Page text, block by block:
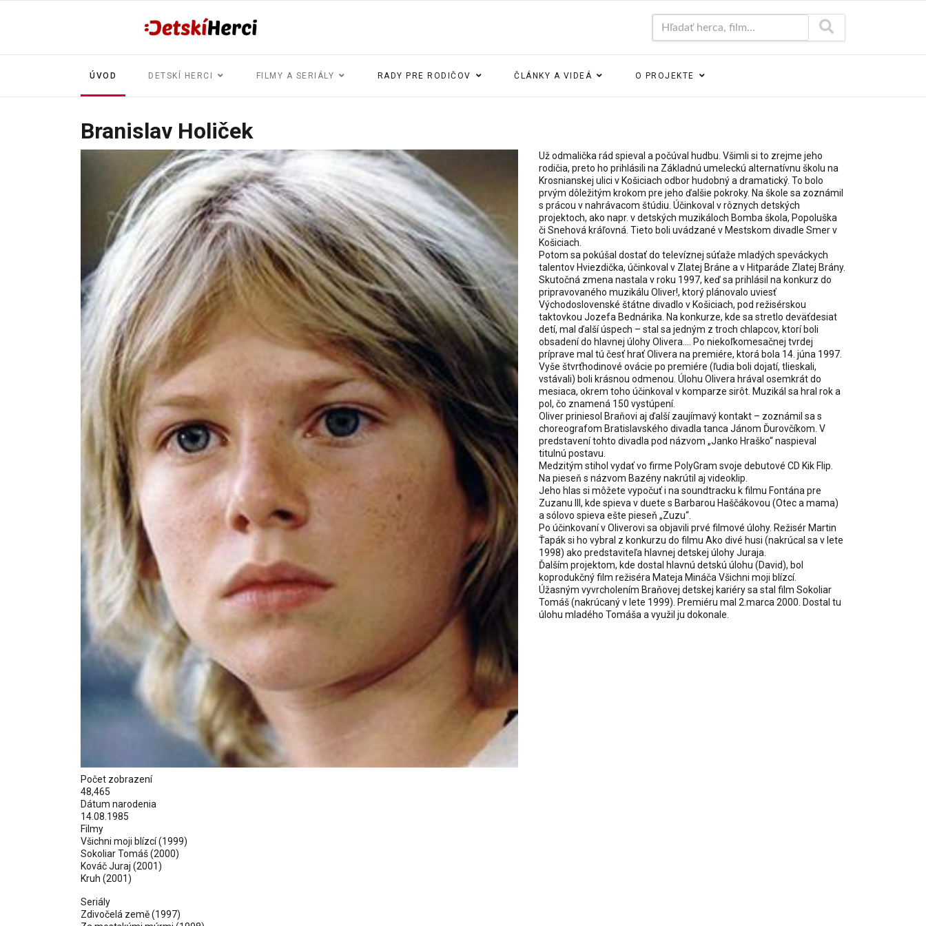
ÚVOD DETSKÍ HERCI FILMY A SERIÁLY RADY PRE RODIČOV ČLÁNKY A VIDEÁ O PROJEKTE
Branislav Holiček
Už odmalička rád spieval a počúval hudbu. Všimli si to zrejme jeho
rodičia, preto ho prihlásili na Základnú umeleckú alternatívnu školu na
Krosnianskej ulici v Košiciach odbor hudobný a dramatický. To bolo
prvým dôležitým krokom pre jeho ďalšie pokroky. Na škole sa zoznámil
s prácou v nahrávacom štúdiu. Účinkoval v rôznych detských
projektoch, ako napr. v detských muzikáloch Bomba škola, Popoluška
či Snehová kráľovná. Tieto boli uvádzané v Mestskom divadle Smer v
Košiciach.
Potom sa pokúšal dostať do televíznej súťaže mladých speváckych
talentov Hviezdička, účinkoval v Zlatej Bráne a v Hitparáde Zlatej Brány.
Skutočná zmena nastala v roku 1997, keď sa prihlásil na konkurz do
pripravovaného muzikálu Oliver!, ktorý plánovalo uviesť
Východoslovenské štátne divadlo v Košiciach, pod režisérskou
taktovkou Jozefa Bednárika. Na konkurze, kde sa stretlo deväťdesiat
detí, mal ďalší úspech – stal sa jedným z troch chlapcov, ktorí boli
obsadení do hlavnej úlohy Olivera.... Po niekoľkomesačnej tvrdej
príprave mal tú česť hrať Olivera na premiére, ktorá bola 14. júna 1997.
Vyše štvrťhodinové ovácie po premiére (ľudia boli dojatí, tlieskali,
vstávali) boli krásnou odmenou. Úlohu Olivera hrával osemkrát do
mesiaca, okrem toho účinkoval v komparze sirôt. Muzikál sa hral rok a
pol, čo znamená 150 vystúpení.
Oliver priniesol Braňovi aj ďalší zaujímavý kontakt – zoznámil sa s
choreografom Bratislavského divadla tanca Jánom Ďurovčíkom. V
predstavení tohto divadla pod názvom „Janko Hraško“ naspieval
titulnú postavu.
Medzitým stihol vydať vo firme PolyGram svoje debutové CD Kik Flip.
Na pieseň s názvom Bazény nakrútil aj videoklip.
Jeho hlas si môžete vypočuť i na soundtracku k filmu Fontána pre
Zuzanu III, kde spieva v duete s Barbarou Haščákovou (Otec a mama)
a sólovo spieva ešte pieseň „Zuzu“.
Po účinkovaní v Oliverovi sa objavili prvé filmové úlohy. Režisér Martin
Ťapák si ho vybral z konkurzu do filmu Ako divé husi (nakrúcal sa v lete
1998) ako predstaviteľa hlavnej detskej úlohy Juraja.
Ďalším projektom, kde dostal hlavnú detskú úlohu (David), bol
koprodukčný film režiséra Mateja Mináča Všichni moji blízcí.
Úžasným vyvrcholením Braňovej detskej kariéry sa stal film Sokoliar
Tomáš (nakrúcaný v lete 1999). Premiéru mal 2.marca 2000. Dostal tu
úlohu mladého Tomáša a využil ju dokonale.
Počet zobrazení
48,465
Dátum narodenia
14.08.1985
Filmy
Všichni moji blízcí(1999)
Sokoliar Tomáš(2000)
Kováč Juraj (2001)
Kruh (2001)
Seriály
Zdivočelá země (1997)